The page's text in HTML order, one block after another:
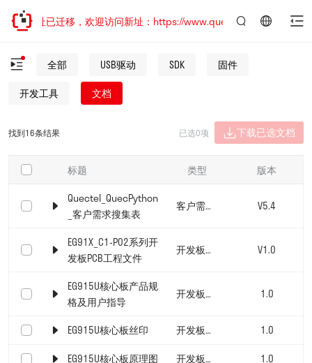
网站地址已迁移，欢迎访问新址：https://www.quectel.com.cn
全部 USB驱动 SDK
固件
开发工具
文档
找到16条结果 已选0项 下载已选文档
标题 类型
版本
Quectel_QuecPython
_客户需求搜集表
客户需求搜集表 V5.4
EG91X_C1-P02系列开
发板PCB工程文件
开发板文档 V1.0
EG915U核心板产品规
格及用户指导
开发板文档 1.0
EG915U核心板丝印 开发板文档
1.0
EG915U核心板原理图
开发板文档
1.0